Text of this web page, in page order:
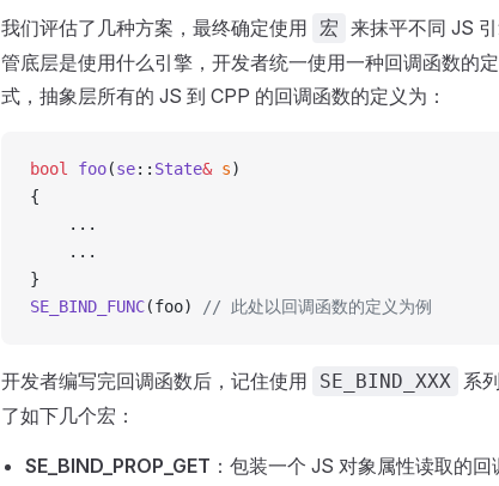
我们评估了几种方案，最终确定使用 宏 来抹平不同 JS
管底层是使用什么引擎，开发者统一使用一种回调函数的
式，抽象层所有的 JS 到 CPP 的回调函数的定义为：
bool foo(se:: State& s)
{
    ...
    ...
}
SE_BIND_FUNC(foo) // 此处以回调函数的定义为例
开发者编写完回调函数后，记住使用 SE_BIND_XXX
系
了如下几个宏：
SE_BIND_PROP_GET ：包装一个 JS 对象属性读取的回